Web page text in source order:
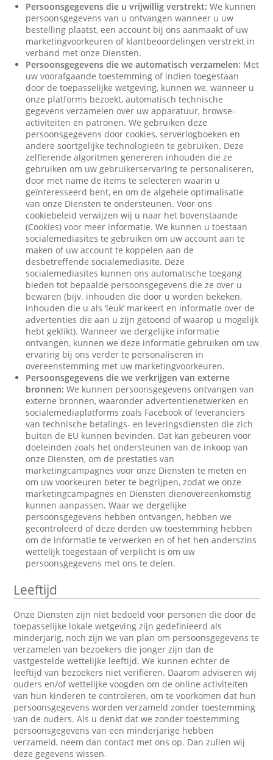
Persoonsgegevens die u vrijwillig verstrekt: We kunnen
persoonsgegevens van u ontvangen wanneer u uw
bestelling plaatst, een account bij ons aanmaakt of uw
marketingvoorkeuren of klantbeoordelingen verstrekt in
verband met onze Diensten.
Persoonsgegevens die we automatisch verzamelen: Met
uw voorafgaande toestemming of indien toegestaan
door de toepasselijke wetgeving, kunnen we, wanneer u
onze platforms bezoekt, automatisch technische
gegevens verzamelen over uw apparatuur, browse-
activiteiten en patronen. We gebruiken deze
persoonsgegevens door cookies, serverlogboeken en
andere soortgelijke technologieën te gebruiken. Deze
zelflerende algoritmen genereren inhouden die ze
gebruiken om uw gebruikerservaring te personaliseren,
door met name de items te selecteren waarin u
geïnteresseerd bent, en om de algehele optimalisatie
van onze Diensten te ondersteunen. Voor ons
cookiebeleid verwijzen wij u naar het bovenstaande
(Cookies) voor meer informatie. We kunnen u toestaan
socialemediasites te gebruiken om uw account aan te
maken of uw account te koppelen aan de
desbetreffende socialemediasite. Deze
socialemediasites kunnen ons automatische toegang
bieden tot bepaalde persoonsgegevens die ze over u
bewaren (bijv. inhouden die door u worden bekeken,
inhouden die u als ‘leuk’ markeert en informatie over de
advertenties die aan u zijn getoond of waarop u mogelijk
hebt geklikt). Wanneer we dergelijke informatie
ontvangen, kunnen we deze informatie gebruiken om uw
ervaring bij ons verder te personaliseren in
overeenstemming met uw marketingvoorkeuren.
Persoonsgegevens die we verkrijgen van externe
bronnen: We kunnen persoonsgegevens ontvangen van
externe bronnen, waaronder advertentienetwerken en
socialemediaplatforms zoals Facebook of leveranciers
van technische betalings- en leveringsdiensten die zich
buiten de EU kunnen bevinden. Dat kan gebeuren voor
doeleinden zoals het ondersteunen van de inkoop van
onze Diensten, om de prestaties van
marketingcampagnes voor onze Diensten te meten en
om uw voorkeuren beter te begrijpen, zodat we onze
marketingcampagnes en Diensten dienovereenkomstig
kunnen aanpassen. Waar we dergelijke
persoonsgegevens hebben ontvangen, hebben we
gecontroleerd of deze derden uw toestemming hebben
om de informatie te verwerken en of het hen anderszins
wettelijk toegestaan of verplicht is om uw
persoonsgegevens met ons te delen.
Leeftijd
Onze Diensten zijn niet bedoeld voor personen die door de
toepasselijke lokale wetgeving zijn gedefinieerd als
minderjarig, noch zijn we van plan om persoonsgegevens te
verzamelen van bezoekers die jonger zijn dan de
vastgestelde wettelijke leeftijd. We kunnen echter de
leeftijd van bezoekers niet verifiëren. Daarom adviseren wij
ouders en/of wettelijke voogden om de online activiteiten
van hun kinderen te controleren, om te voorkomen dat hun
persoonsgegevens worden verzameld zonder toestemming
van de ouders. Als u denkt dat we zonder toestemming
persoonsgegevens van een minderjarige hebben
verzameld, neem dan contact met ons op. Dan zullen wij
deze gegevens wissen.